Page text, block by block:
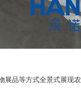
品等方式全景式展现